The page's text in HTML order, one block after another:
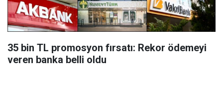
35 bin TL promosyon fırsatı: Rekor ödemeyi
veren banka belli oldu